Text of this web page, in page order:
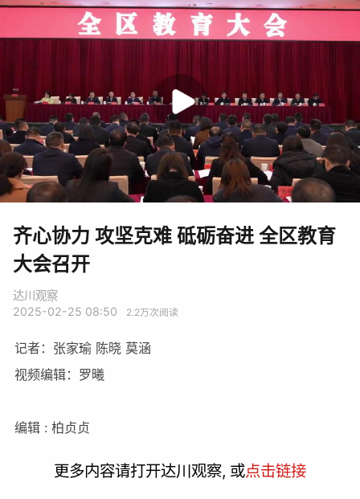
齐心协力 攻坚克难 砥砺奋进 全区教育
大会召开
达川观察
2025-02-25 08:50
2.2万次阅读
记者：张家瑜 陈晓 莫涵
视频编辑：罗曦
编辑 : 柏贞贞
更多内容请打开达川观察, 或点击链接